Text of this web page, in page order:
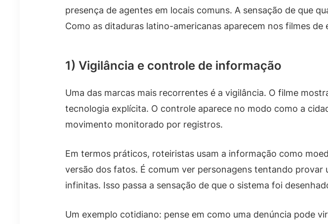
presença de agentes em locais comuns. A sensação de que
Como as ditaduras latino-americanas aparecem nos filmes
1) Vigilância e controle de informação
Uma das marcas mais recorrentes é a vigilância. O filme
tecnologia explícita. O controle aparece no modo como a
movimento monitorado por registros.
Em termos práticos, roteiristas usam a informação como
versão dos fatos. É comum ver personagens tentando
infinitas. Isso passa a sensação de que o sistema foi
Um exemplo cotidiano: pense em como uma denúncia pode